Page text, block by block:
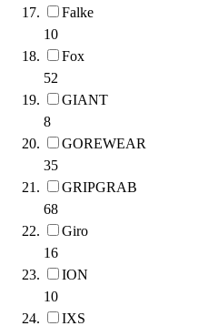
Falke
10
Fox
52
GIANT
8
GOREWEAR
35
GRIPGRAB
68
Giro
16
ION
10
IXS